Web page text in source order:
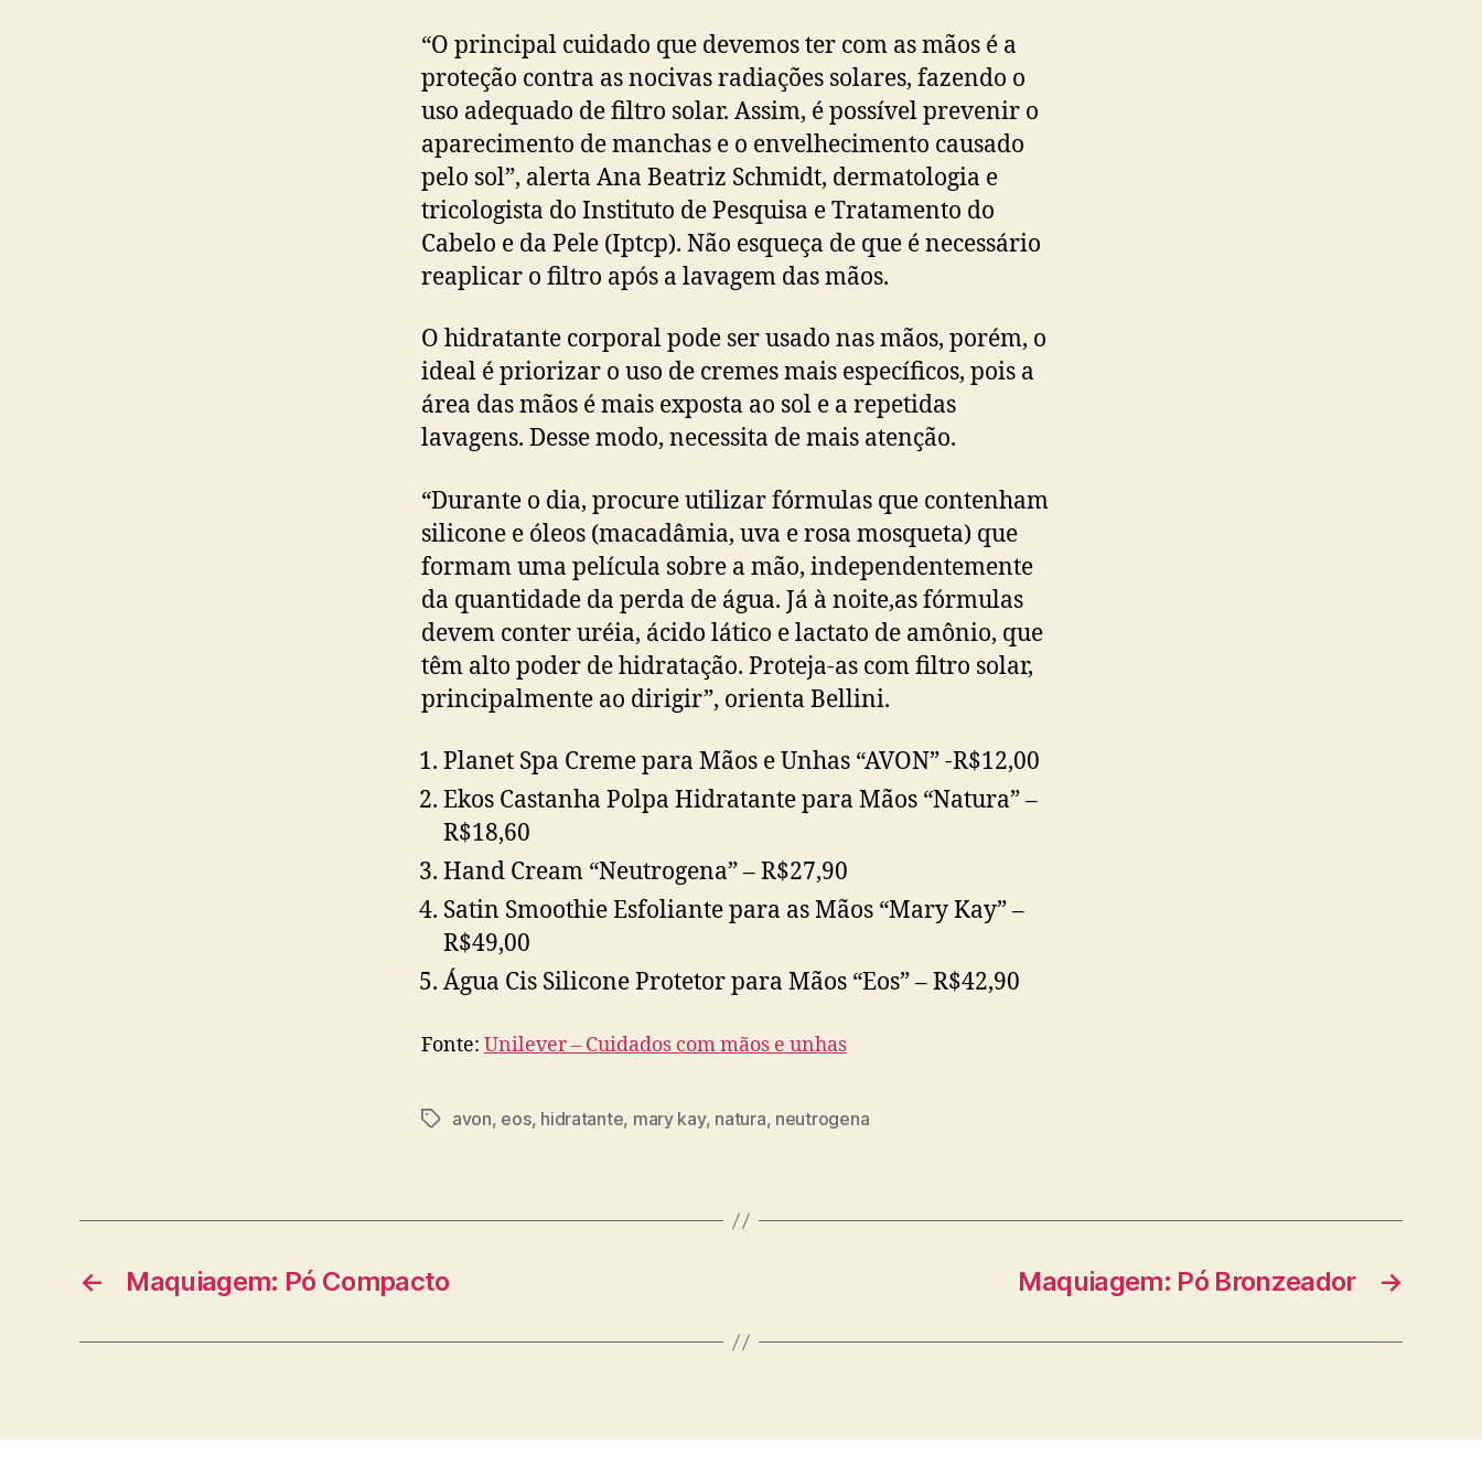
“O principal cuidado que devemos ter com as mãos é a
proteção contra as nocivas radiações solares, fazendo o
uso adequado de filtro solar. Assim, é possível prevenir o
aparecimento de manchas e o envelhecimento causado
pelo sol”, alerta Ana Beatriz Schmidt, dermatologia e
tricologista do Instituto de Pesquisa e Tratamento do
Cabelo e da Pele (Iptcp). Não esqueça de que é necessário
reaplicar o filtro após a lavagem das mãos.
O hidratante corporal pode ser usado nas mãos, porém, o
ideal é priorizar o uso de cremes mais específicos, pois a
área das mãos é mais exposta ao sol e a repetidas
lavagens. Desse modo, necessita de mais atenção.
“Durante o dia, procure utilizar fórmulas que contenham
silicone e óleos (macadâmia, uva e rosa mosqueta) que
formam uma película sobre a mão, independentemente
da quantidade da perda de água. Já à noite,as fórmulas
devem conter uréia, ácido lático e lactato de amônio, que
têm alto poder de hidratação. Proteja-as com filtro solar,
principalmente ao dirigir”, orienta Bellini.
Planet Spa Creme para Mãos e Unhas “AVON” -R$12,00
Ekos Castanha Polpa Hidratante para Mãos “Natura” –
R$18,60
Hand Cream “Neutrogena” – R$27,90
Satin Smoothie Esfoliante para as Mãos “Mary Kay” –
R$49,00
Água Cis Silicone Protetor para Mãos “Eos” – R$42,90
Fonte: Unilever – Cuidados com mãos e unhas
Tagsavon, eos, hidratante, mary kay, natura, neutrogena
← Maquiagem: Pó Compacto →
Maquiagem: Pó Bronzeador